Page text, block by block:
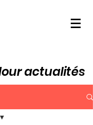
actualités